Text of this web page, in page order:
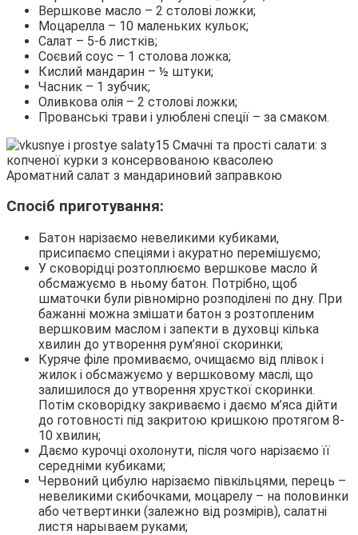
Вершкове масло – 2 столові ложки;
Моцарелла – 10 маленьких кульок;
Салат – 5-6 листків;
Соєвий соус – 1 столова ложка;
Кислий мандарин – ½ штуки;
Часник – 1 зубчик;
Оливкова олія – 2 столові ложки;
Прованські трави і улюблені спеції – за смаком.
Ароматний салат з мандариновий заправкою
Спосіб приготування:
Батон нарізаємо невеликими кубиками,
присипаємо спеціями і акуратно перемішуємо;
У сковорідці розтоплюємо вершкове масло й
обсмажуємо в ньому батон. Потрібно, щоб
шматочки були рівномірно розподілені по дну. При
бажанні можна змішати батон з розтопленим
вершковим маслом і запекти в духовці кілька
хвилин до утворення рум’яної скоринки;
Куряче філе промиваємо, очищаємо від плівок і
жилок і обсмажуємо у вершковому маслі, що
залишилося до утворення хрусткої скоринки.
Потім сковорідку закриваємо і даємо м’яса дійти
до готовності під закритою кришкою протягом 8-
10 хвилин;
Даємо курочці охолонути, після чого нарізаємо її
середніми кубиками;
Червоний цибулю нарізаємо півкільцями, перець –
невеликими скибочками, моцарелу – на половинки
або четвертинки (залежно від розмірів), салатні
листя нарываем руками;